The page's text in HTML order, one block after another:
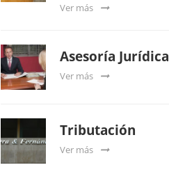
Ver más
Asesoría Jurídica
Ver más
Tributación
Ver más